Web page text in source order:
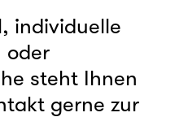
individuelle
oder
steht Ihnen
gerne zur